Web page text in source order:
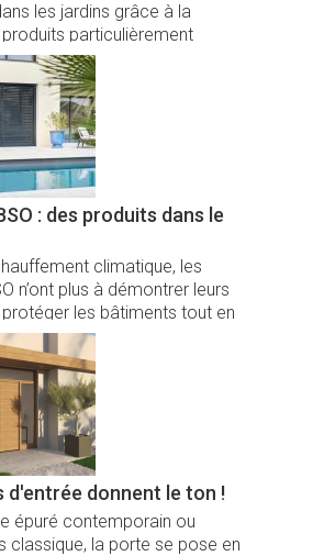
les jardins grâce à la
particulièrement
designs et personnalisables à
une offre premium
: des produits dans le
climatique, les
n’ont plus à démontrer leurs
les bâtiments tout en
quête d’économie d’énergie
des utilisateurs.
d'entrée donnent le ton !
épuré contemporain ou
classique, la porte se pose en